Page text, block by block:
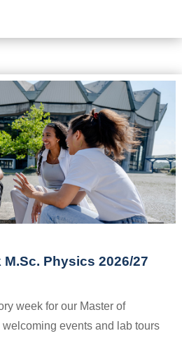
Physics 2026/27
week for our Master of
events and lab tours